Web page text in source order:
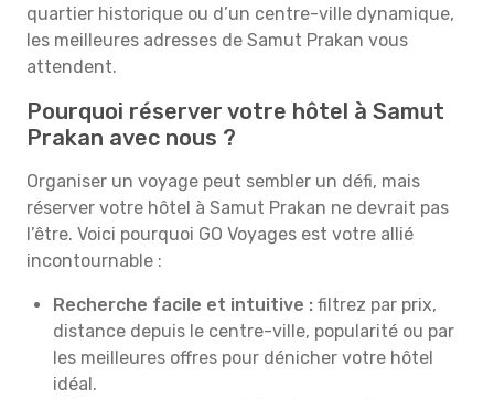
quartier historique ou d’un centre-ville dynamique,
les meilleures adresses de Samut Prakan vous
attendent.
Pourquoi réserver votre hôtel à Samut
Prakan avec nous ?
Organiser un voyage peut sembler un défi, mais
réserver votre hôtel à Samut Prakan ne devrait pas
l’être. Voici pourquoi GO Voyages est votre allié
incontournable :
Recherche facile et intuitive : filtrez par prix,
distance depuis le centre-ville, popularité ou par
les meilleures offres pour dénicher votre hôtel
idéal.